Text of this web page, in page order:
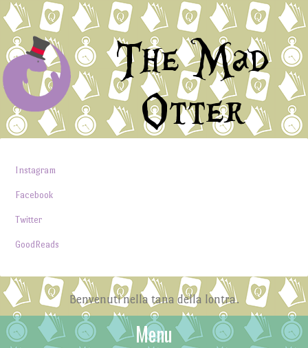
The Mad
Otter
Instagram
Facebook
Twitter
GoodReads
Benvenuti nella tana della lontra.
Menu